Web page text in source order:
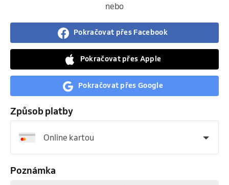
nebo
Pokračovat přes Facebook
Pokračovat přes Apple
Pokračovat přes Google
Způsob platby
Online kartou
Poznámka